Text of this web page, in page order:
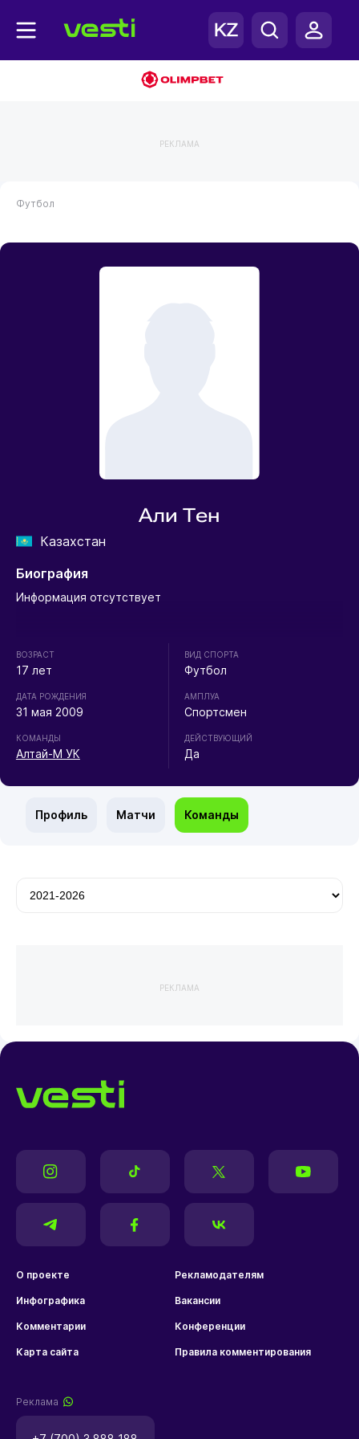
РЕКЛАМА
Футбол
Али Тен
Казахстан
Биография
Информация отсутствует
ВОЗРАСТ
17 лет
ДАТА РОЖДЕНИЯ
31 мая 2009
КОМАНДЫ
Алтай-М УК
ВИД СПОРТА
Футбол
АМПЛУА
Спортсмен
ДЕЙСТВУЮЩИЙ
Да
Профиль Матчи Команды
РЕКЛАМА
О проекте Рекламодателям
Инфографика Вакансии
Комментарии Конференции
Карта сайта Правила комментирования
Реклама